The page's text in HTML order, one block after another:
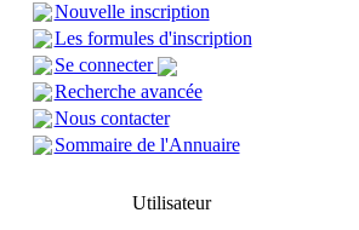
Nouvelle inscription
Les formules d'inscription
Se connecter
Recherche avancée
Nous contacter
Sommaire de l'Annuaire
Utilisateur